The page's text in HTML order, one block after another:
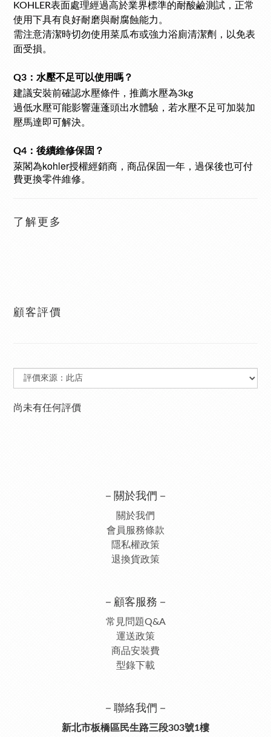
KOHLER表面處理經過高於業界標準的耐酸鹼測試，正常
使用下具有良好耐磨與耐腐蝕能力。
需注意清潔時切勿使用菜瓜布或強力浴廁清潔劑，以免表
面受損。
Q3：水壓不足可以使用嗎？
建議安裝前確認水壓條件，推薦水壓為3kg
過低水壓可能影響蓮蓬頭出水體驗，若水壓不足可加裝加
壓馬達即可解決。
Q4：後續維修保固？
萊閣為kohler授權經銷商，商品保固一年，過保後也可付
費更換零件維修。
了解更多
顧客評價
尚未有任何評價
－關於我們－
關於我們
會員服務條款
隱私權政策
退換貨政策
－顧客服務－
常見問題Q&A
運送政策
商品安裝費
型錄下載
－聯絡我們－
新北市板橋區民生路三段303號1樓